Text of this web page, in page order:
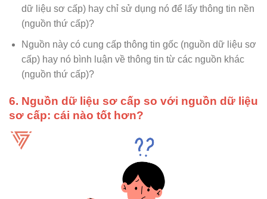
dữ liệu sơ cấp) hay chỉ sử dụng nó để lấy thông tin nền
(nguồn thứ cấp)?
Nguồn này có cung cấp thông tin gốc (nguồn dữ liệu sơ
cấp) hay nó bình luận về thông tin từ các nguồn khác
(nguồn thứ cấp)?
6. Nguồn dữ liệu sơ cấp so với nguồn dữ liệu
sơ cấp: cái nào tốt hơn?